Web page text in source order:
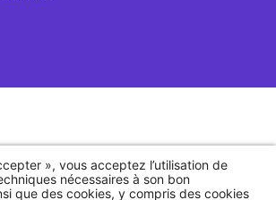
», vous acceptez l’utilisation de
nécessaires à son bon
que des cookies, y compris des cookies